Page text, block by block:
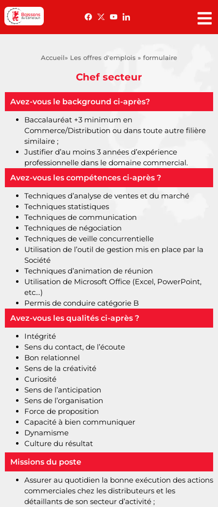
Accueil» Les offres d'emplois » formulaire
Chef secteur
Avez-vous le background ci-après?
Baccalauréat +3 minimum en
Commerce/Distribution ou dans toute autre filière
similaire ;
Justifier d’au moins 3 années d’expérience
professionnelle dans le domaine commercial.
Avez-vous les compétences ci-après ?
Techniques d’analyse de ventes et du marché
Techniques statistiques
Techniques de communication
Techniques de négociation
Techniques de veille concurrentielle
Utilisation de l’outil de gestion mis en place par la
Société
Techniques d’animation de réunion
Utilisation de Microsoft Office (Excel, PowerPoint,
etc…)
Permis de conduire catégorie B
Avez-vous les qualités ci-après ?
Intégrité
Sens du contact, de l’écoute
Bon relationnel
Sens de la créativité
Curiosité
Sens de l’anticipation
Sens de l’organisation
Force de proposition
Capacité à bien communiquer
Dynamisme
Culture du résultat
Missions du poste
Assurer au quotidien la bonne exécution des actions
commerciales chez les distributeurs et les
détaillants de son secteur d’activité ;